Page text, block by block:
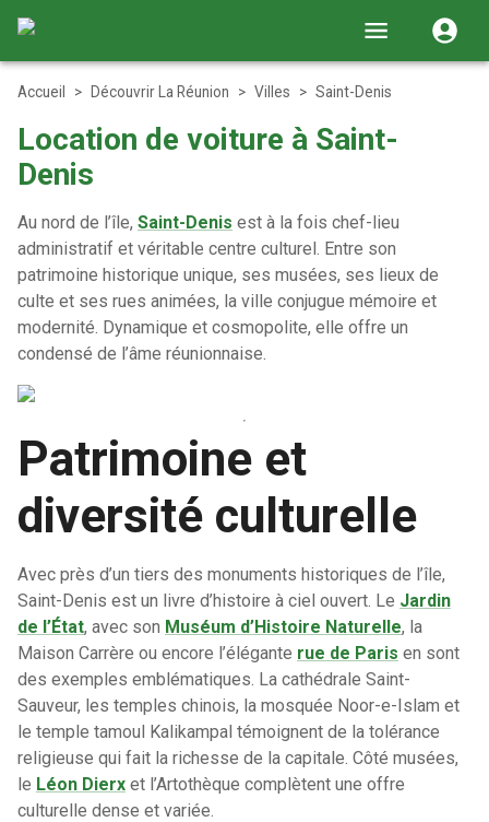
Accueil > Découvrir La Réunion > Villes > Saint-Denis
Location de voiture à Saint-
Denis
Au nord de l’île, Saint-Denis est à la fois chef-lieu
administratif et véritable centre culturel. Entre son
patrimoine historique unique, ses musées, ses lieux de
culte et ses rues animées, la ville conjugue mémoire et
modernité. Dynamique et cosmopolite, elle offre un
condensé de l’âme réunionnaise.
Patrimoine et
diversité culturelle
Avec près d’un tiers des monuments historiques de l’île,
Saint-Denis est un livre d’histoire à ciel ouvert. Le Jardin
de l’État, avec son Muséum d’Histoire Naturelle, la
Maison Carrère ou encore l’élégante rue de Paris en sont
des exemples emblématiques. La cathédrale Saint-
Sauveur, les temples chinois, la mosquée Noor-e-Islam et
le temple tamoul Kalikampal témoignent de la tolérance
religieuse qui fait la richesse de la capitale. Côté musées,
le Léon Dierx et l’Artothèque complètent une offre
culturelle dense et variée.